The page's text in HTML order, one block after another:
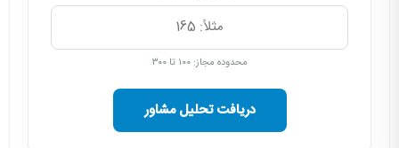
محدوده مجاز: ۱۰۰ تا ۳۰۰
دریافت تحلیل مشاور